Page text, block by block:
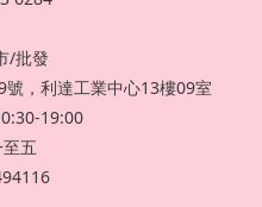
/批發
，利達工業中心13樓09室
19:00
五